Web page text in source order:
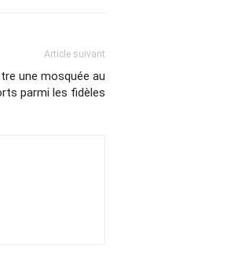
Article suivant
une mosquée au
parmi les fidèles